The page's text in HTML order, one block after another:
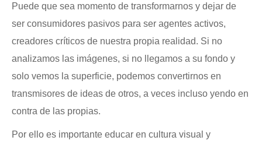
Puede que sea momento de transformarnos y dejar de
ser consumidores pasivos para ser agentes activos,
creadores críticos de nuestra propia realidad. Si no
analizamos las imágenes, si no llegamos a su fondo y
solo vemos la superficie, podemos convertirnos en
transmisores de ideas de otros, a veces incluso yendo en
contra de las propias.
Por ello es importante educar en cultura visual y